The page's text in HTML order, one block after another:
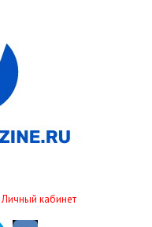
Личный кабинет